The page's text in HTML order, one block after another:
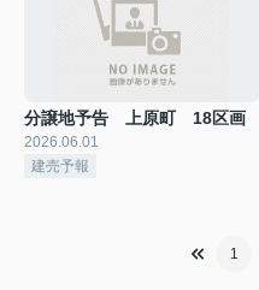
分譲地予告 上原町 18区画
2026.06.01
建売予報
1